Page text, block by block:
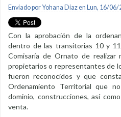
Enviado porYohana Diazen Lun, 16/06/
Con la aprobación de la
dentro de las transitorias 10 y
Comisaría de Ornato de realizar
propietarios o representantes de
fueron reconocidos y que
Ordenamiento Territorial que
dominio, construcciones, así
venta.